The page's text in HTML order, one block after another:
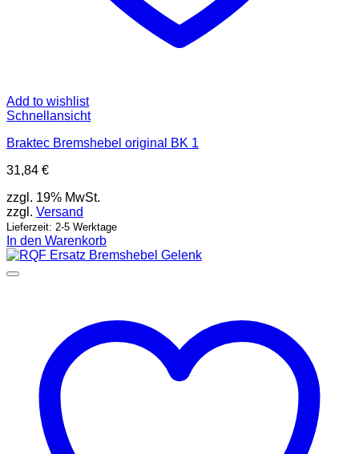
Add to wishlist
Schnellansicht
Braktec Bremshebel original BK 1
31,84 €
zzgl. 19% MwSt.
zzgl. Versand
Lieferzeit: 2-5 Werktage
In den Warenkorb